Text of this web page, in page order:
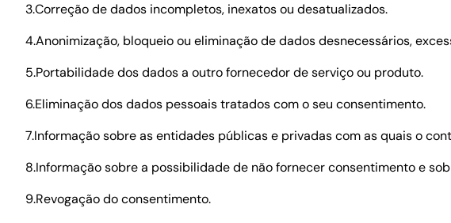
3.Correção de dados incompletos, inexatos ou desatualizados.
4.Anonimização, bloqueio ou eliminação de dados desnecessários,
5.Portabilidade dos dados a outro fornecedor de serviço ou produto.
6.Eliminação dos dados pessoais tratados com o seu consentimento.
7.Informação sobre as entidades públicas e privadas com as quais o
8.Informação sobre a possibilidade de não fornecer consentimento e
9.Revogação do consentimento.